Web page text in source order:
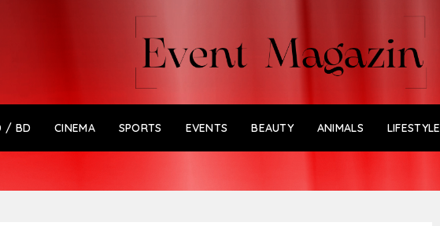
/ BD CINEMA SPORTS EVENTS BEAUTY ANIMALS LIFESTYLE